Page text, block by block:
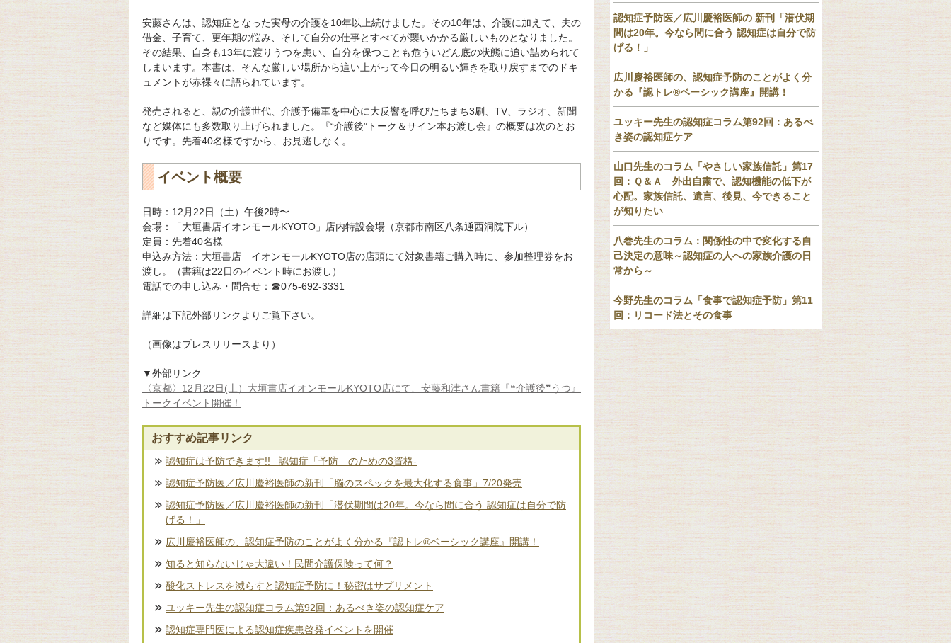
安藤さんは、認知症となった実母の介護を10年以上続けました。その10年は、介護に加えて、夫の
借金、子育て、更年期の悩み、そして自分の仕事とすべてが襲いかかる厳しいものとなりました。
その結果、自身も13年に渡りうつを患い、自分を保つことも危ういどん底の状態に追い詰められて
しまいます。本書は、そんな厳しい場所から這い上がって今日の明るい輝きを取り戻すまでのドキ
ュメントが赤裸々に語られています。
発売されると、親の介護世代、介護予備軍を中心に大反響を呼びたちまち3刷、TV、ラジオ、新聞
など媒体にも多数取り上げられました。『“介護後”トーク＆サイン本お渡し会』の概要は次のとお
りです。先着40名様ですから、お見逃しなく。
イベント概要
日時：12月22日（土）午後2時〜
会場：「大垣書店イオンモールKYOTO」店内特設会場（京都市南区八条通西洞院下ル）
定員：先着40名様
申込み方法：大垣書店 イオンモールKYOTO店の店頭にて対象書籍ご購入時に、参加整理券をお
渡し。（書籍は22日のイベント時にお渡し）
電話での申し込み・問合せ：☎075-692-3331
詳細は下記外部リンクよりご覧下さい。
（画像はプレスリリースより）
▼外部リンク
〈京都〉12月22日(土）大垣書店イオンモールKYOTO店にて、安藤和津さん書籍『❝介護後❞うつ』
トークイベント開催！
おすすめ記事リンク
認知症は予防できます!! –認知症「予防」のための3資格-
認知症予防医／広川慶裕医師の新刊「脳のスペックを最大化する食事」7/20発売
認知症予防医／広川慶裕医師の新刊「潜伏期間は20年。今なら間に合う 認知症は自分で防
げる！」
広川慶裕医師の、認知症予防のことがよく分かる『認トレ®️ベーシック講座』開講！
知ると知らないじゃ大違い！民間介護保険って何？
酸化ストレスを減らすと認知症予防に！秘密はサプリメント
ユッキー先生の認知症コラム第92回：あるべき姿の認知症ケア
認知症専門医による認知症疾患啓発イベントを開催
認知症予防医／広川慶裕医師の 新刊「潜伏期
間は20年。今なら間に合う 認知症は自分で防
げる！」
広川慶裕医師の、認知症予防のことがよく分
かる『認トレ®️ベーシック講座』開講！
ユッキー先生の認知症コラム第92回：あるべ
き姿の認知症ケア
山口先生のコラム「やさしい家族信託」第17
回：Ｑ＆Ａ 外出自粛で、認知機能の低下が
心配。家族信託、遺言、後見、今できること
が知りたい
八巻先生のコラム：関係性の中で変化する自
己決定の意味～認知症の人への家族介護の日
常から～
今野先生のコラム「食事で認知症予防」第11
回：リコード法とその食事